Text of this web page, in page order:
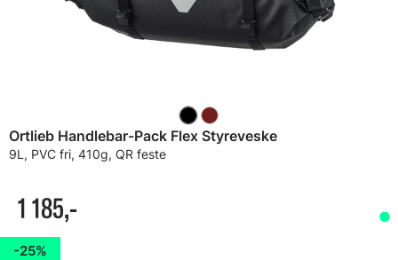
Ortlieb Handlebar-Pack Flex Styreveske
9L, PVC fri, 410g, QR feste
1 185,-
25%